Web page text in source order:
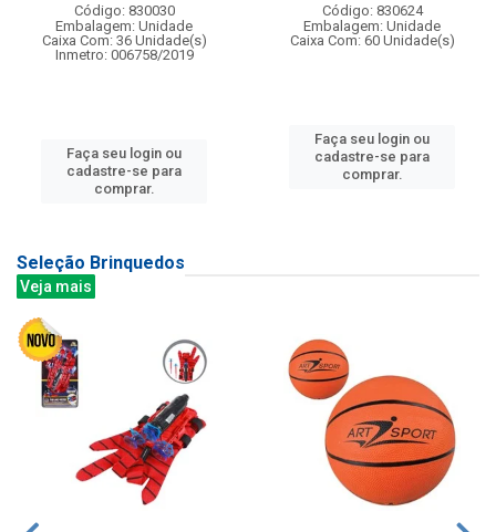
Código: 830030
Embalagem: Unidade
Caixa Com: 36 Unidade(s)
Inmetro: 006758/2019
Faça seu login ou
cadastre-se para
comprar.
Código: 830624
Embalagem: Unidade
Caixa Com: 60 Unidade(s)
Faça seu login ou
cadastre-se para
comprar.
Seleção Brinquedos
Veja mais